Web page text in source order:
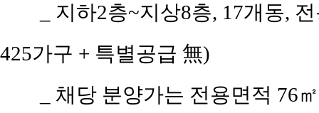
_ 지하2층~지상8층, 17개동,
425가구 + 특별공급 無)
_ 채당 분양가는 전용면적 76